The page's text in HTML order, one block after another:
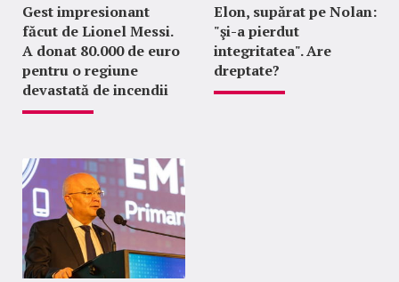
Gest impresionant
făcut de Lionel Messi.
A donat 80.000 de euro
pentru o regiune
devastată de incendii
Elon, supărat pe Nolan:
"şi-a pierdut
integritatea". Are
dreptate?